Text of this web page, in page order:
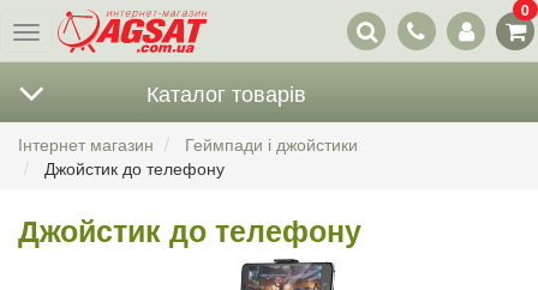
Меню
Наші
контакти
0
Каталог товарів
Інтернет магазин
Геймпади і джойстики
Джойстик до телефону
Джойстик до телефону